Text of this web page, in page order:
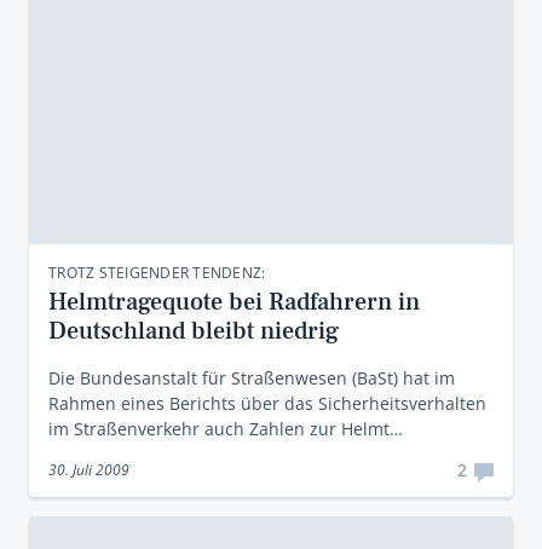
TROTZ STEIGENDER TENDENZ:
Helmtragequote bei Radfahrern in
Deutschland bleibt niedrig
Die Bundesanstalt für Straßenwesen (BaSt) hat im
Rahmen eines Berichts über das Sicherheitsverhalten
im Straßenverkehr auch Zahlen zur Helmt…
30. Juli 2009 2